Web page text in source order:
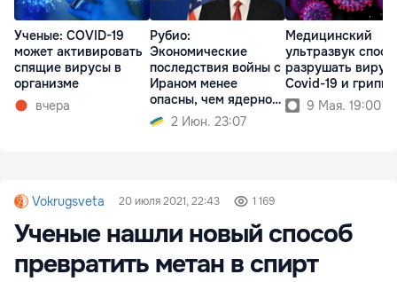
Ученые: COVID-19
может активировать
спящие вирусы в
организме
вчера
Рубио:
Экономические
последствия войны с
Ираном менее
опасны, чем ядерное
оружие
2 Июн. 23:07
Медицинский
ультразвук
разрушать
Covid-19 и гриппа
9 Мая. 19:00
Vokrugsveta 20 июля 2021, 22:43 1 169
Ученые нашли новый способ
превратить метан в спирт